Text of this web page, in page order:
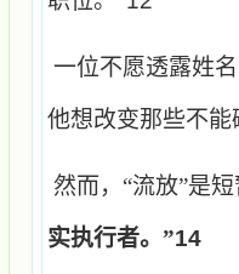
一位不愿透露姓
他想改变那些不
然而，“流放”是
实执行者。”14